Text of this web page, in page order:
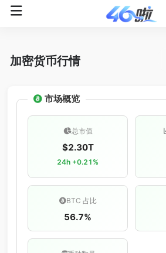
加密货币行情
市场概览
总市值
$2.30T
24h +0.21%
BTC 占比
56.7%